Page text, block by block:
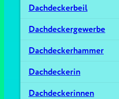
Dachdeckerbeil
Dachdeckergewerbe
Dachdeckerhammer
Dachdeckerin
Dachdeckerinnen